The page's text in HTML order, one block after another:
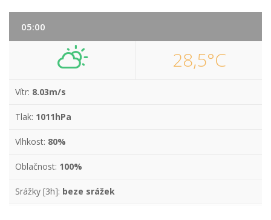
05:00
28,5°C
Vítr: 8.03m/s
Tlak: 1011hPa
Vlhkost: 80%
Oblačnost: 100%
Srážky [3h]: beze srážek